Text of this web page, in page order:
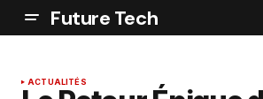
Future Tech
ACTUALITÉS